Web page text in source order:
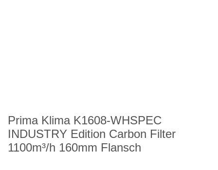
Prima Klima K1608-WHSPEC
INDUSTRY Edition Carbon Filter
1100m³/h 160mm Flansch